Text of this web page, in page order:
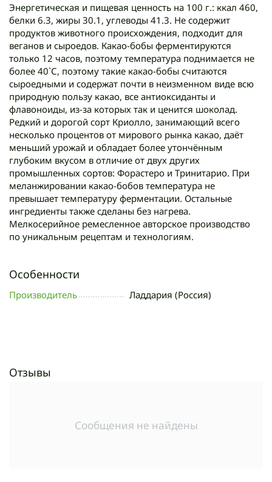
Энергетическая и пищевая ценность на 100 г.: ккал 460,
белки 6.3, жиры 30.1, углеводы 41.3. Не содержит
продуктов животного происхождения, подходит для
веганов и сыроедов. Какао-бобы ферментируются
только 12 часов, поэтому температура поднимается не
более 40`С, поэтому такие какао-бобы считаются
сыроедными и содержат почти в неизменном виде всю
природную пользу какао, все антиоксиданты и
флавоноиды, из-за которых так и ценится шоколад.
Редкий и дорогой сорт Криолло, занимающий всего
несколько процентов от мирового рынка какао, даёт
меньший урожай и обладает более утончённым
глубоким вкусом в отличие от двух других
промышленных сортов: Форастеро и Тринитарио. При
меланжировании какао-бобов температура не
превышает температуру ферментации. Остальные
ингредиенты также сделаны без нагрева.
Мелкосерийное ремесленное авторское производство
по уникальным рецептам и технологиям.
Особенности
Производитель Ладдария (Россия)
Отзывы
Сообщения не найдены